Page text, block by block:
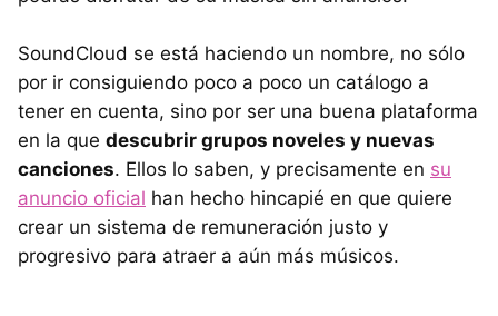
SoundCloud se está haciendo un nombre, no sólo
por ir consiguiendo poco a poco un catálogo a
tener en cuenta, sino por ser una buena plataforma
en la que descubrir grupos noveles y nuevas
canciones. Ellos lo saben, y precisamente en su
anuncio oficial han hecho hincapié en que quiere
crear un sistema de remuneración justo y
progresivo para atraer a aún más músicos.